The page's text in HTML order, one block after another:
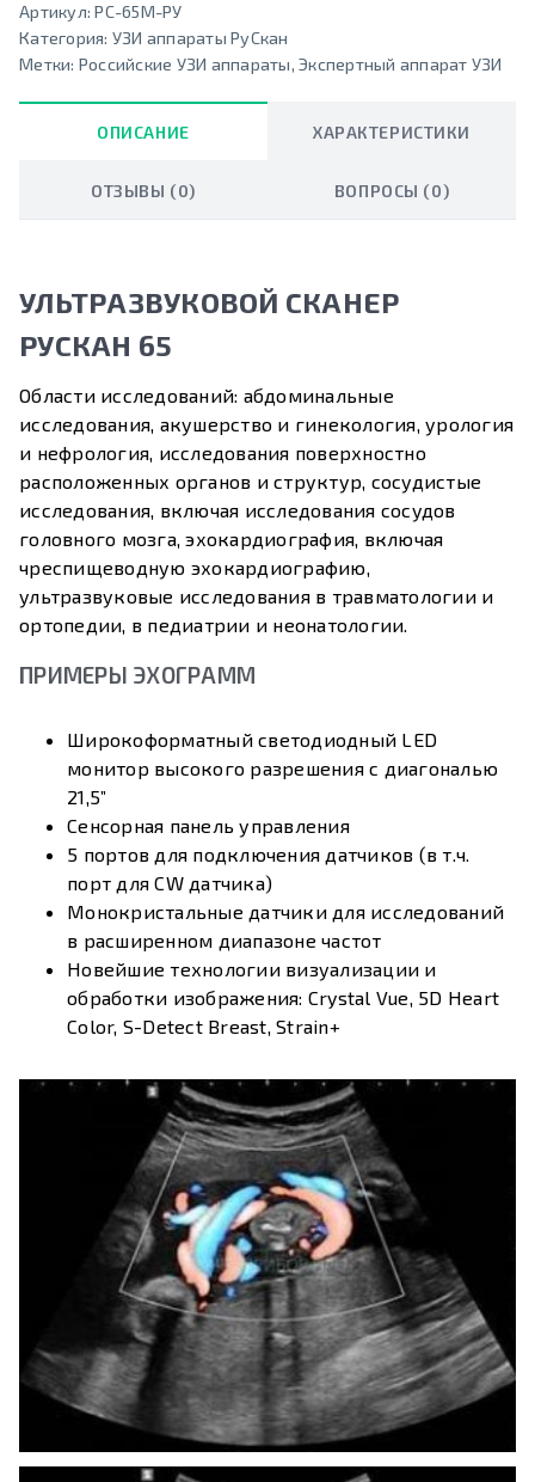
Артикул:РС-65М-РУ
Категория: УЗИ аппараты РуCкан
Метки: Российские УЗИ аппараты, Экспертный аппарат УЗИ
ОПИСАНИЕ ХАРАКТЕРИСТИКИ
ОТЗЫВЫ (0) ВОПРОСЫ (0)
УЛЬТРАЗВУКОВОЙ СКАНЕР
РУСКАН 65
Области исследований: абдоминальные
исследования, акушерство и гинекология, урология
и нефрология, исследования поверхностно
расположенных органов и структур, сосудистые
исследования, включая исследования сосудов
головного мозга, эхокардиография, включая
чреспищеводную эхокардиографию,
ультразвуковые исследования в травматологии и
ортопедии, в педиатрии и неонатологии.
ПРИМЕРЫ ЭХОГРАММ
Широкоформатный светодиодный LED
монитор высокого разрешения с диагональю
21,5”
Сенсорная панель управления
5 портов для подключения датчиков (в т.ч.
порт для CW датчика)
Монокристальные датчики для исследований
в расширенном диапазоне частот
Новейшие технологии визуализации и
обработки изображения: Crystal Vue, 5D Heart
Color, S-Detect Breast, Strain+